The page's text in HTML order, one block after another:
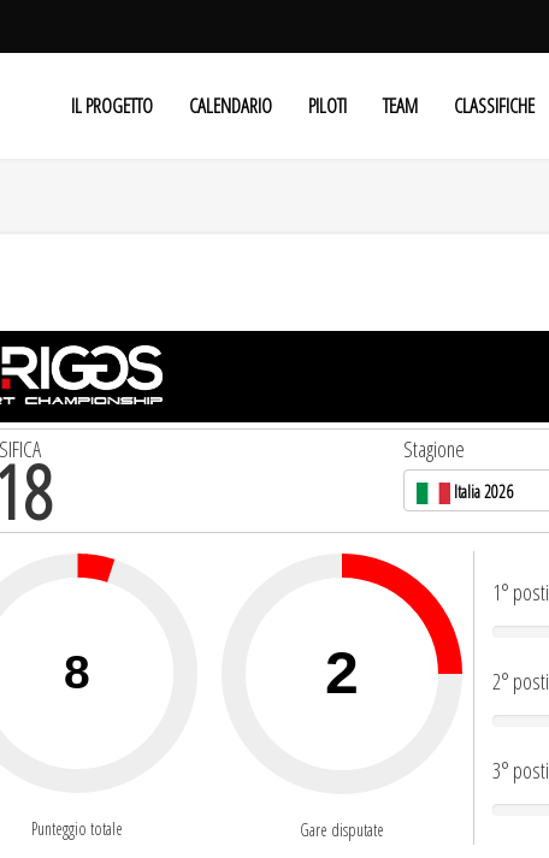
IL PROGETTO CALENDARIO PILOTI TEAM CLASSIFICHE
Stagione
Italia 2026
Punteggio totale Gare disputate
1° posti
2° posti
3° posti